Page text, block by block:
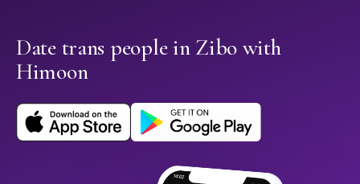
Date trans people in Zibo with
Himoon